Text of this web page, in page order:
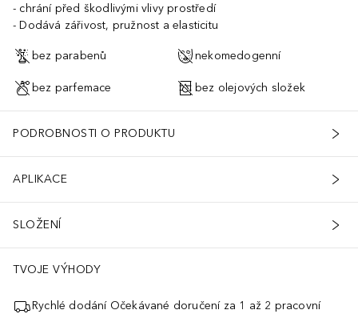
chrání před škodlivými vlivy prostředí
Dodává zářivost, pružnost a elasticitu
bez parabenů nekomedogenní
bez parfemace bez olejových složek
PODROBNOSTI O PRODUKTU
APLIKACE
SLOŽENÍ
TVOJE VÝHODY
Rychlé dodání Očekávané doručení za 1 až 2 pracovní